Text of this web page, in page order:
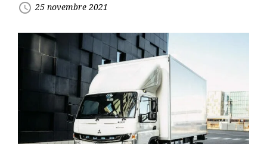
access_time 25 novembre 2021